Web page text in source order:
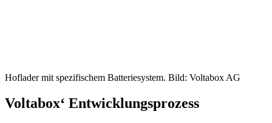
Hoflader mit spezifischem Batteriesystem. Bild: Voltabox AG
Voltabox‘ Entwicklungsprozess